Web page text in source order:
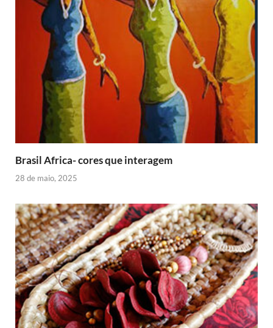
Brasil Africa- cores que interagem
28 de maio, 2025